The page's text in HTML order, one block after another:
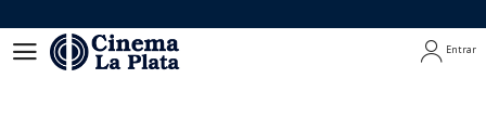
Entrar